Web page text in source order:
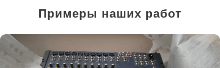
Примеры наших работ